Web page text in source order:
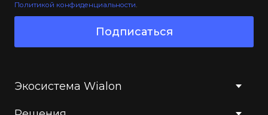
Политикой конфиденциальности.
Подписаться
Экосистема Wialon